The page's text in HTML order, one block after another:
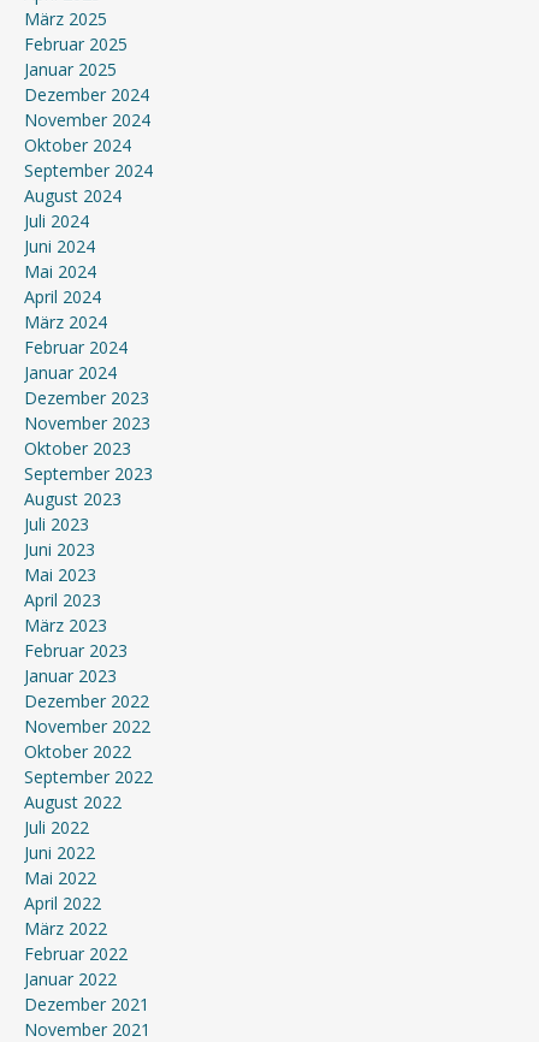
März 2025
Februar 2025
Januar 2025
Dezember 2024
November 2024
Oktober 2024
September 2024
August 2024
Juli 2024
Juni 2024
Mai 2024
April 2024
März 2024
Februar 2024
Januar 2024
Dezember 2023
November 2023
Oktober 2023
September 2023
August 2023
Juli 2023
Juni 2023
Mai 2023
April 2023
März 2023
Februar 2023
Januar 2023
Dezember 2022
November 2022
Oktober 2022
September 2022
August 2022
Juli 2022
Juni 2022
Mai 2022
April 2022
März 2022
Februar 2022
Januar 2022
Dezember 2021
November 2021